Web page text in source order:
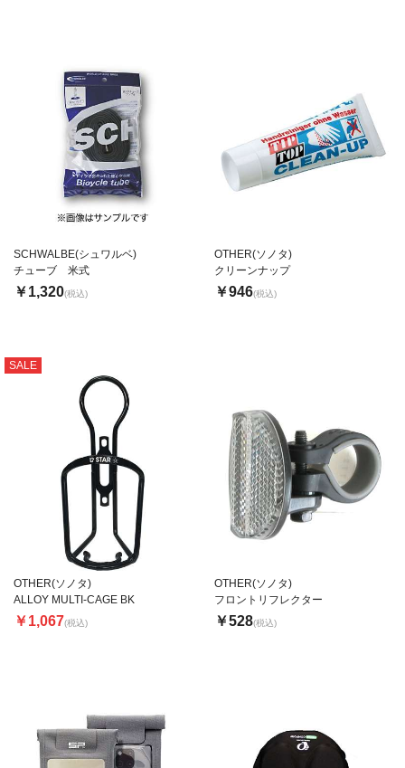
SCHWALBE(シュワルベ)
チューブ 米式
￥1,320(税込)
OTHER(ソノタ)
クリーンナップ
￥946(税込)
SALE
OTHER(ソノタ)
ALLOY MULTI-CAGE BK
￥1,067(税込)
OTHER(ソノタ)
フロントリフレクター
￥528(税込)